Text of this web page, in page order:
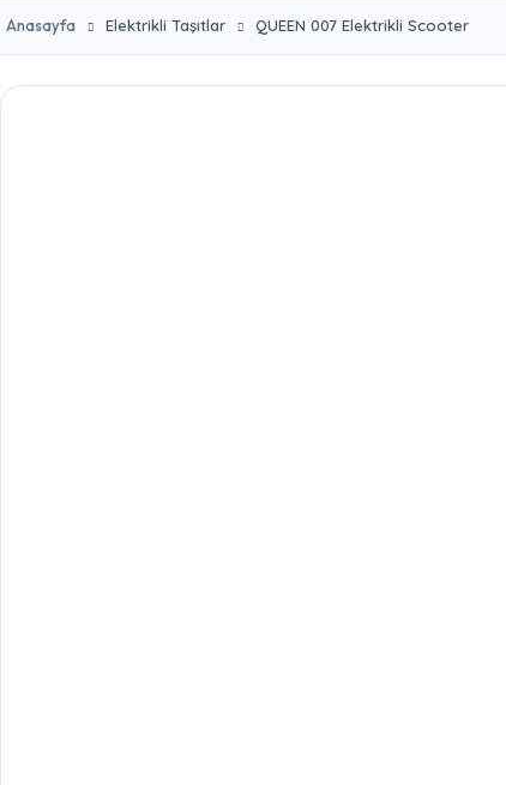
Anasayfa Elektrikli Taşıtlar QUEEN 007 Elektrikli Scooter